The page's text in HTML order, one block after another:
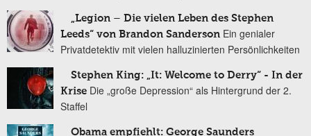
„Legion – Die vielen Leben des Stephen
Leeds“ von Brandon Sanderson Ein genialer
Privatdetektiv mit vielen halluzinierten Persönlichkeiten
Stephen King: „It: Welcome to Derry“ - In der
Krise Die „große Depression“ als Hintergrund der 2.
Staffel
Obama empfiehlt: George Saunders